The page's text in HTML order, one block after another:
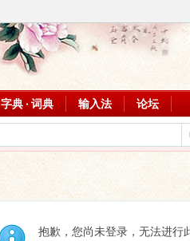
字典 · 词典 输入法 论坛
抱歉，您尚未登录，无法进行